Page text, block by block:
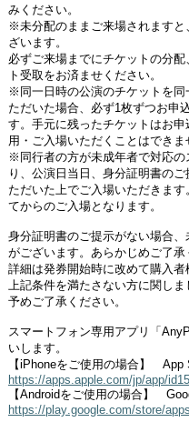
みください。
※未分配のままご来場されます
ざいます。
必ずご来場までにチケットの分配
ト受取をお済ませください。
※同一日時の公演のチケットを
ただいた場合、必ず1枚ずつお申
す。手元に残ったチケットはお
用・ご入場いただくことはできま
※同行者の方が未成年者で対応
り、公演日当日、身分証明書の
ただいた上でご入場いただきま
てからのご入場となります。
身分証明書のご提示がない場合
がございます。あらかじめご了承
詳細は発券開始時に改めて購入者
上記条件を満たさない方に関しま
予めご了承ください。
スマートフォン専用アプリ「
いします。
【iPhoneをご使用の場合】 App
https://apps.apple.com/jp/app/
【Androidをご使用の場合】
https://play.google.com/store/